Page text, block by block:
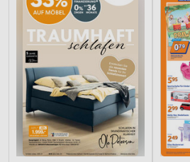
Messung der Performance von
Analyse von Zielgruppen durch
Kombinationen von Daten aus
Quellen
Entwicklung und Verbesserung der
Verwendung reduzierter Daten zur
Inhalten